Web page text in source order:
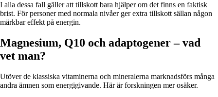
I alla dessa fall gäller att tillskott bara hjälper om det finns en faktisk
brist. För personer med normala nivåer ger extra tillskott sällan någon
märkbar effekt på energin.
Magnesium, Q10 och adaptogener – vad
vet man?
Utöver de klassiska vitaminerna och mineralerna marknadsförs många
andra ämnen som energigivande. Här är forskningen mer osäker.